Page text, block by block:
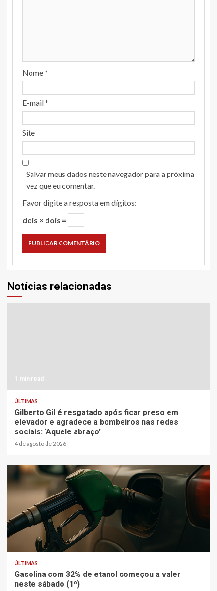
Nome*
E-mail*
Site
Salvar meus dados neste navegador para a próxima
vez que eu comentar.
Favor digite a resposta em dígitos:
dois × dois =
Notícias relacionadas
1 min read
ÚLTIMAS
Gilberto Gil é resgatado após ficar preso em
elevador e agradece a bombeiros nas redes
sociais: ‘Aquele abraço’
4 de agosto de 2026
5 min read
ÚLTIMAS
Gasolina com 32% de etanol começou a valer
neste sábado (1º)